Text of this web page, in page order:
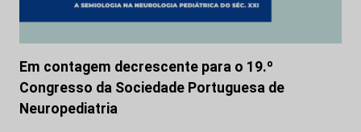
Em contagem decrescente para o 19.º
Congresso da Sociedade Portuguesa de
Neuropediatria